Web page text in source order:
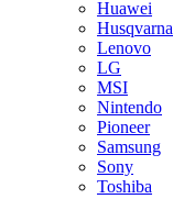
Huawei
Husqvarna
Lenovo
LG
MSI
Nintendo
Pioneer
Samsung
Sony
Toshiba